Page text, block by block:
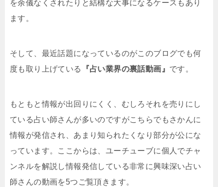
を余儀なくされたりと結構な大事になるケースもあり
ます。
そして、最近話題になっているのがこのブログでも何
度も取り上げている
『占い業界の裏話動画』 です。
もともと情報が出回りにくく、むしろそれを売りにし
ている占い師さんが多いのですがこちらでもさかんに
情報が発信され、あまり知られたくなり部分が公にな
っています。ここからは、ユーチューブに個人でチャ
ンネルを解説し情報発信している非常に興味深い占い
師さんの動画を5つご覧頂きます。